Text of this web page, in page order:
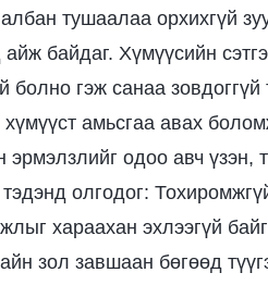
тушаалаа орхихгүй
байдаг. Хүмүүсийн
гэж санаа
амьсгаа авах
одоо авч үзэн,
олгодог:
хараахан эхлээгүй
зол завшаан бөгөөд